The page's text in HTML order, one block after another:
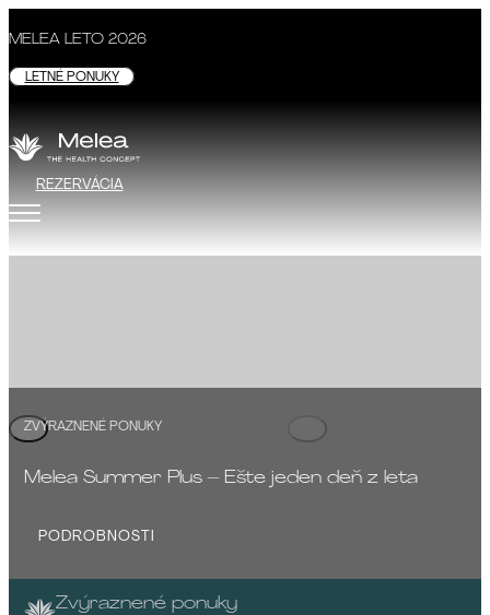
MELEA LETO 2026
LETNÉ PONUKY
REZERVÁCIA
Zvýraznené ponuky
ZVÝRAZNENÉ PONUKY
Melea Summer Plus – Ešte jeden deň z leta
PODROBNOSTI